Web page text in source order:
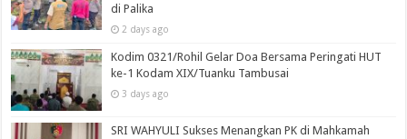
di Palika
2 days ago
Kodim 0321/Rohil Gelar Doa Bersama Peringati HUT
ke-1 Kodam XIX/Tuanku Tambusai
3 days ago
SRI WAHYULI Sukses Menangkan PK di Mahkamah